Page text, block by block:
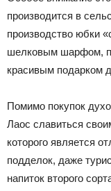
производится в
производство юбки
шелковым шарфом,
красивым подарком
Помимо покупок
Лаос славиться
которого является
подделок, даже
напиток второго